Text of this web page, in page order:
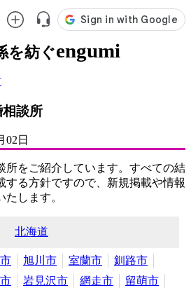
を紡ぐengumi
談所
02日
所をご紹介しています。すべての結
する方針ですので、新規掲載や情報
します。
北海道
旭川市 室蘭市
釧路市
岩見沢市 網走市
留萌市